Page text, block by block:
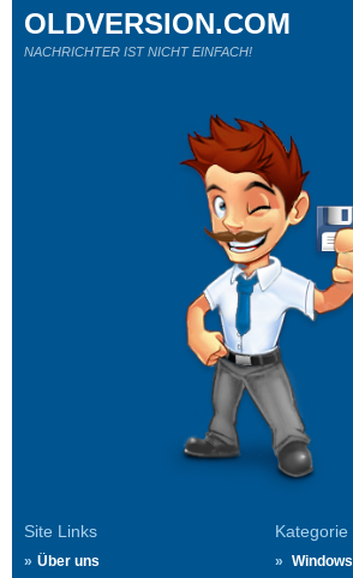
Site Links
Über uns
Kategorie
Windows
OLDVERSION.COM
NACHRICHTER IST NICHT EINFACH!